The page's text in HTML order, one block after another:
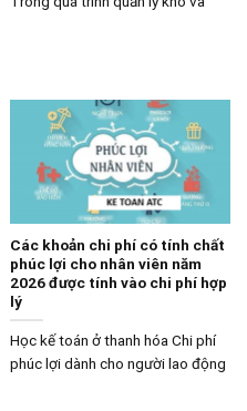
Các khoản chi phí có tính chất
phúc lợi cho nhân viên năm
2026 được tính vào chi phí hợp
lý
Học kế toán ở thanh hóa Chi phí
phúc lợi dành cho người lao động